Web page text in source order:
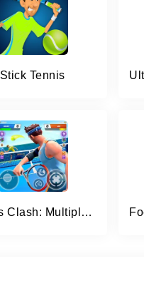
Stick Tennis
Tennis Clash: Multiplayer Game